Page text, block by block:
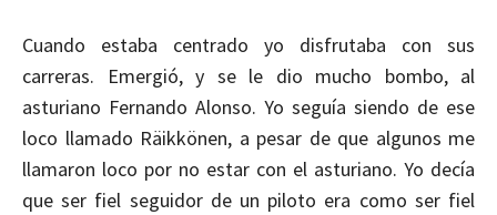
Cuando estaba centrado yo disfrutaba con sus
carreras. Emergió, y se le dio mucho bombo, al
asturiano Fernando Alonso. Yo seguía siendo de ese
loco llamado Räikkönen, a pesar de que algunos me
llamaron loco por no estar con el asturiano. Yo decía
que ser fiel seguidor de un piloto era como ser fiel